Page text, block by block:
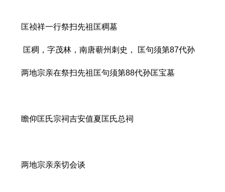
匡祯祥一行祭扫先祖匡稠墓
匡稠，字茂林，南唐蕲州刺史， 匡句须第87代孙
两地宗亲在祭扫先祖匡句须第88代孙匡宝墓
瞻仰匡氏宗祠吉安值夏匡氏总祠
两地宗亲亲切会谈